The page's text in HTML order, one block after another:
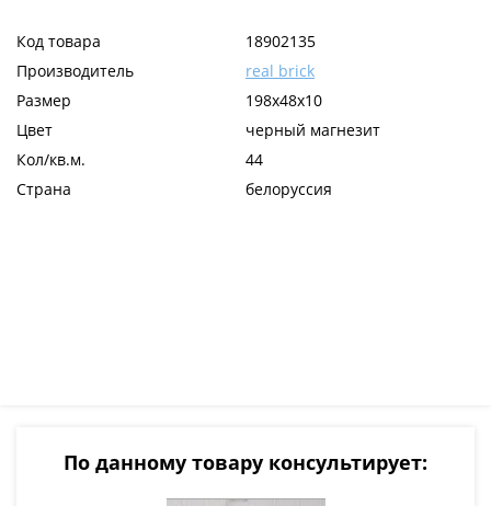
Код товара
18902135
Производитель
real brick
Размер
198х48х10
Цвет
черный магнезит
Кол/кв.м.
44
Страна
белоруссия
По данному товару консультирует: